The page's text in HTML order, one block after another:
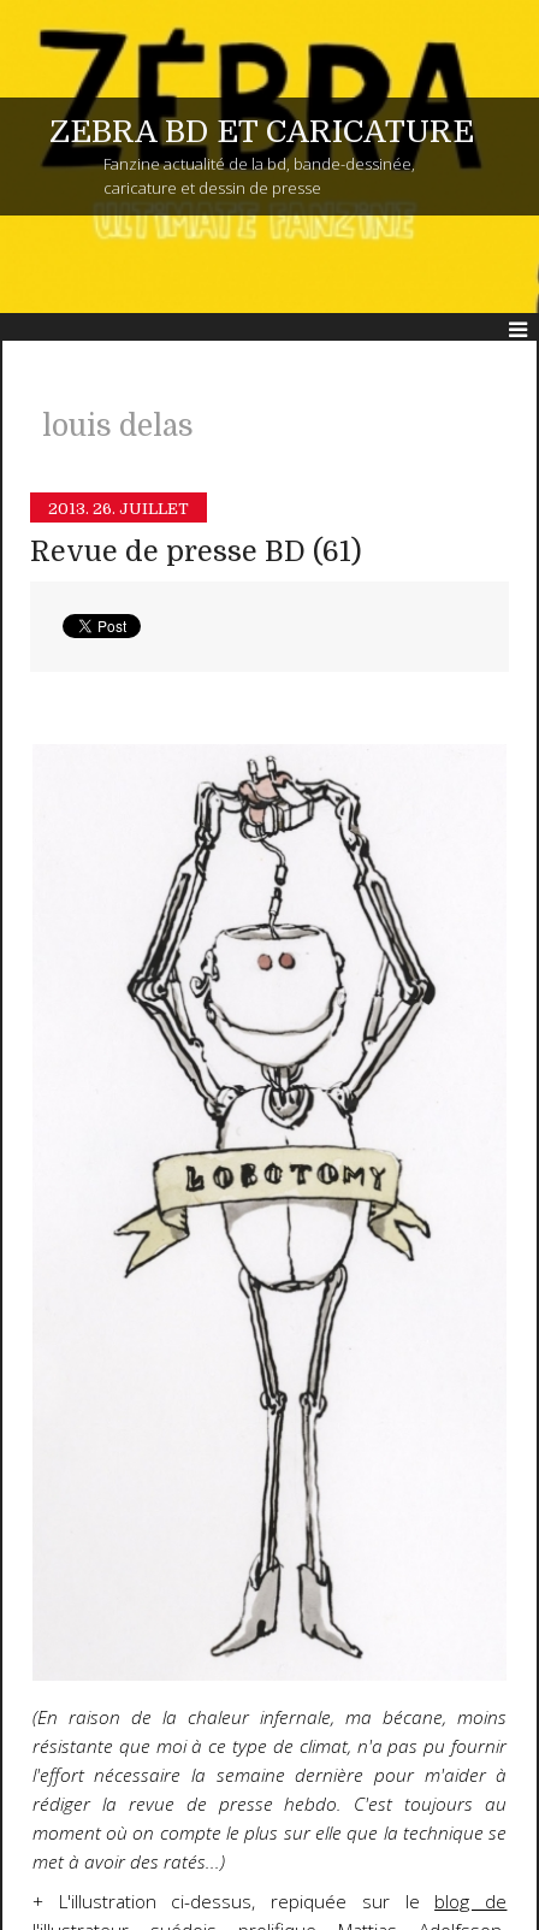
ZEBRA BD ET CARICATURE
Fanzine actualité de la bd, bande-dessinée,
caricature et dessin de presse
louis delas
2013. 26. JUILLET
Revue de presse BD (61)
(En raison de la chaleur infernale, ma bécane, moins
résistante que moi à ce type de climat, n'a pas pu fournir
l'effort nécessaire la semaine dernière pour m'aider à
rédiger la revue de presse hebdo. C'est toujours au
moment où on compte le plus sur elle que la technique se
met à avoir des ratés...)
+ L'illustration ci-dessus, repiquée sur le blog de